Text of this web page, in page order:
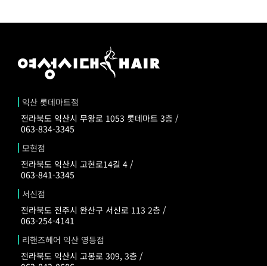
익산 롯데마트점
전라북도 익산시 무왕로 1053 롯데마트 3층 /
063-834-3345
모현점
전라북도 익산시 고현로14길 4 /
063-841-3345
서신점
전라북도 전주시 완산구 서신로 113 2층 /
063-254-4141
리핸즈헤어 익산 영등점
전라북도 익산시 고봉로 309, 3층 /